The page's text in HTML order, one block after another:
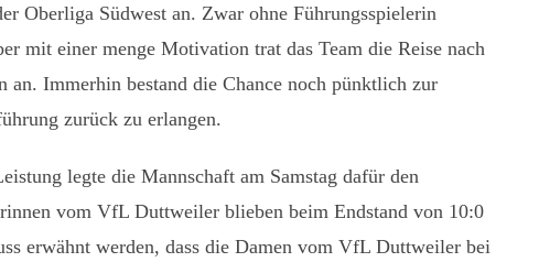
Oberliga Südwest an. Zwar ohne Führungsspielerin
mit einer menge Motivation trat das Team die Reise nach
an. Immerhin bestand die Chance noch pünktlich zur
zurück zu erlangen.
legte die Mannschaft am Samstag dafür den
vom VfL Duttweiler blieben beim Endstand von 10:0
erwähnt werden, dass die Damen vom VfL Duttweiler bei